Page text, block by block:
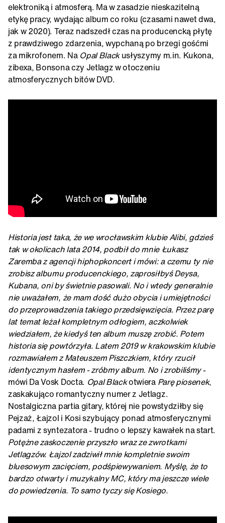
elektroniką i atmosferą. Ma w zasadzie nieskazitelną
etykę pracy, wydając album co roku (czasami nawet dwa,
jak w 2020). Teraz nadszedł czas na producencką płytę
z prawdziwego zdarzenia, wypchaną po brzegi gośćmi
za mikrofonem. Na Opal Blackusłyszymy m.in. Kukona,
zibexa, Bonsona czy Jetlagz w otoczeniu
atmosferycznych bitów DVD.
Historia jest taka, że we wrocławskim klubie Alibi, gdzieś
tak w okolicach lata 2014, podbił do mnie Łukasz
Zaremba z agencji hiphopkoncert i mówi: a czemu ty nie
zrobisz albumu producenckiego, zaprosiłbyś Deysa,
Kubana, oni by świetnie pasowali. No i wtedy generalnie
nie uważałem, że mam dość dużo obycia i umiejętności
do przeprowadzenia takiego przedsięwzięcia. Przez parę
lat temat leżał kompletnym odłogiem, aczkolwiek
wiedziałem, że kiedyś ten album muszę zrobić. Potem
historia się powtórzyła. Latem 2019 w krakowskim klubie
rozmawiałem z Mateuszem Piszczkiem, który rzucił
identycznym hasłem - zróbmy album. No i zrobiliśmy-
mówi Da Vosk Docta. Opal Blackotwiera Parę piosenek,
zaskakująco romantyczny numer z Jetlagz.
Nostalgiczna partia gitary, której nie powstydziłby się
Pejzaż, Łajzol i Kosi szybujący ponad atmosferycznymi
padami z syntezatora - trudno o lepszy kawałek na start.
Potężne zaskoczenie przyszło wraz ze zwrotkami
Jetlagzów. Łajzol zadziwił mnie kompletnie swoim
bluesowym zacięciem, podśpiewywaniem. Myślę, że to
bardzo otwarty i muzykalny MC, który ma jeszcze wiele
do powiedzenia. To samo tyczy się Kosiego.